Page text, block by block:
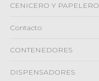
CENICERO Y PAPELERO
Contacto
CONTENEDORES
DISPENSADORES